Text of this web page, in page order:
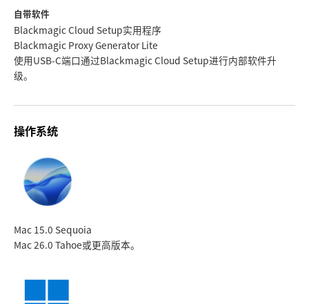
自带软件
Blackmagic Cloud Setup实用程序
Blackmagic Proxy Generator Lite
使用USB-C端口通过Blackmagic Cloud Setup进行内部软件升
级。
操作系统
Mac 15.0 Sequoia
Mac 26.0 Tahoe或更高版本。